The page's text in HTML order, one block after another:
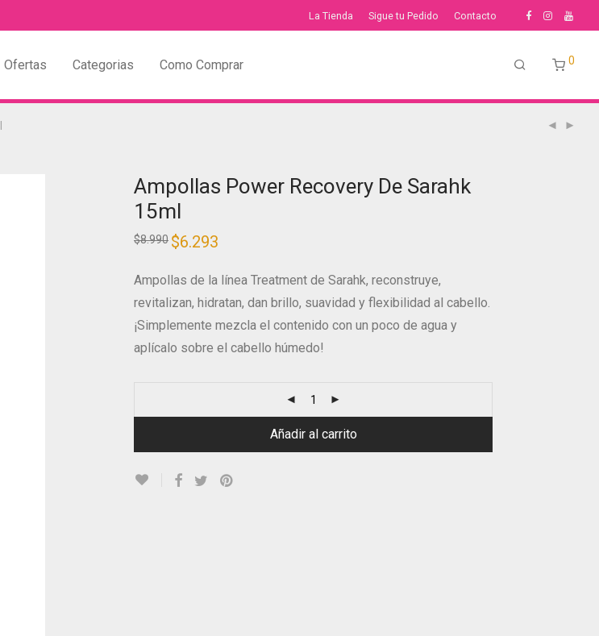
La Tienda Sigue tu Pedido Contacto
Ofertas Categorias Como Comprar 0
Ampollas Power Recovery De Sarahk
15ml
$8.990 $6.293
Ampollas de la línea Treatment de Sarahk, reconstruye,
revitalizan, hidratan, dan brillo, suavidad y flexibilidad al cabello.
¡Simplemente mezcla el contenido con un poco de agua y
aplícalo sobre el cabello húmedo!
Añadir al carrito